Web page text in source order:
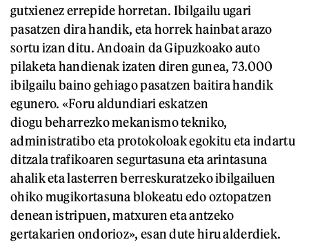
gutxienez errepide horretan. Ibilgailu ugari
pasatzen dira handik, eta horrek hainbat arazo
sortu izan ditu. Andoain da Gipuzkoako auto
pilaketa handienak izaten diren gunea, 73.000
ibilgailu baino gehiago pasatzen baitira handik
egunero. «Foru aldundiari eskatzen
diogu beharrezko mekanismo tekniko,
administratibo eta protokoloak egokitu eta indartu
ditzala trafikoaren segurtasuna eta arintasuna
ahalik eta lasterren berreskuratzeko ibilgailuen
ohiko mugikortasuna blokeatu edo oztopatzen
denean istripuen, matxuren eta antzeko
gertakarien ondorioz», esan dute hiru alderdiek.